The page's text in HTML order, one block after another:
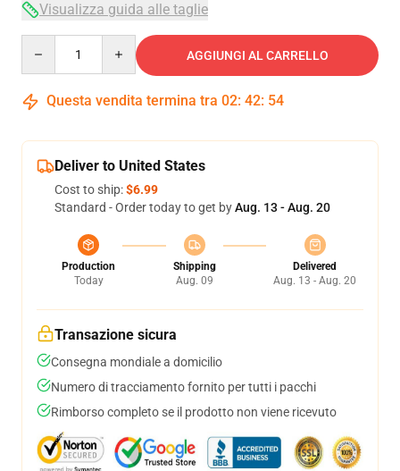
Visualizza guida alle taglie
AGGIUNGI AL CARRELLO
Questa vendita termina tra 02: 42: 54
Deliver to United States
Cost to ship:$6.99
Standard - Order today to get byAug. 13 - Aug. 20
Production
Today
Shipping
Aug. 09
Delivered
Aug. 13 - Aug. 20
Transazione sicura
Consegna mondiale a domicilio
Numero di tracciamento fornito per tutti i pacchi
Rimborso completo se il prodotto non viene ricevuto